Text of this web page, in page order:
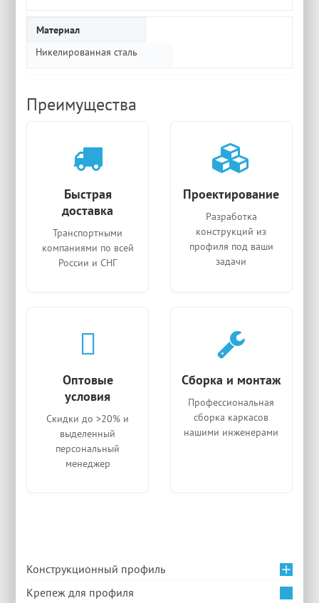
Материал
Никелированная сталь
Преимущества
Быстрая
доставка
Транспортными
компаниями по всей
России и СНГ
Проектирование
Разработка
конструкций из
профиля под ваши
задачи
Оптовые
условия
Скидки до >20% и
выделенный
персональный
менеджер
Сборка и монтаж
Профессиональная
сборка каркасов
нашими инженерами
Конструкционный профиль
Крепеж для профиля